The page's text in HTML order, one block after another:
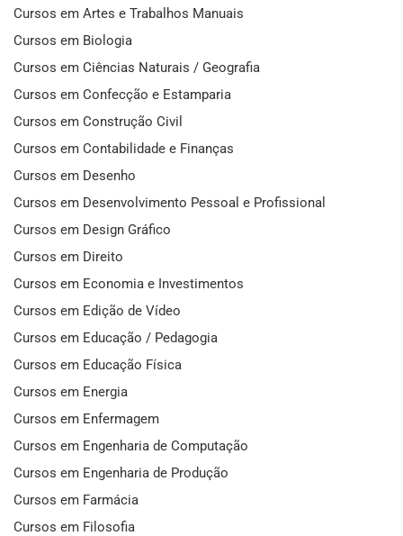
Cursos em Artes e Trabalhos Manuais
Cursos em Biologia
Cursos em Ciências Naturais / Geografia
Cursos em Confecção e Estamparia
Cursos em Construção Civil
Cursos em Contabilidade e Finanças
Cursos em Desenho
Cursos em Desenvolvimento Pessoal e Profissional
Cursos em Design Gráfico
Cursos em Direito
Cursos em Economia e Investimentos
Cursos em Edição de Vídeo
Cursos em Educação / Pedagogia
Cursos em Educação Física
Cursos em Energia
Cursos em Enfermagem
Cursos em Engenharia de Computação
Cursos em Engenharia de Produção
Cursos em Farmácia
Cursos em Filosofia